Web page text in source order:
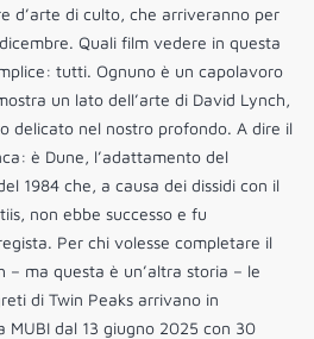
d’arte di culto, che arriveranno per
Quali film vedere in questa
tutti. Ognuno è un capolavoro
un lato dell’arte di David Lynch,
delicato nel nostro profondo. A dire il
è Dune, l’adattamento del
1984 che, a causa dei dissidi con il
non ebbe successo e fu
Per chi volesse completare il
– ma questa è un’altra storia – le
di Twin Peaks arrivano in
MUBI dal 13 giugno 2025 con 30